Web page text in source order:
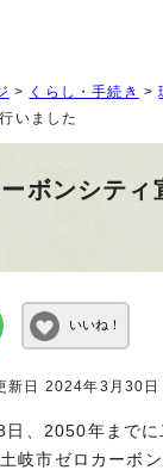
> くらし・手続き >
いました
ーボンシテ
いいね！
日 2024年3月30日
、2050年までに
岐市ゼロカーボ